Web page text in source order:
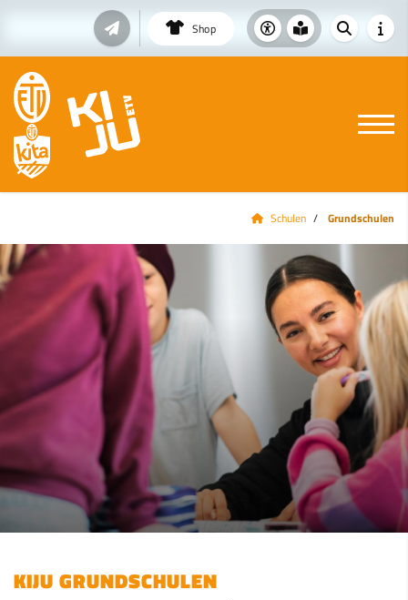
Shop
Schulen Grundschulen
KIJU GRUNDSCHULEN